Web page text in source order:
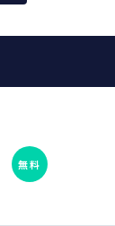
無料